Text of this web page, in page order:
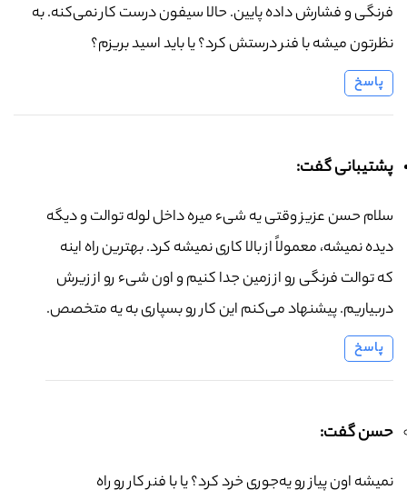
فرنگی و فشارش داده پایین. حالا سیفون درست کار نمی‌کنه. به
نظرتون میشه با فنر درستش کرد؟ یا باید اسید بریزم؟
پاسخ
پشتیبانی گفت:
سلام حسن عزیز وقتی یه شیء میره داخل لوله توالت و دیگه
دیده نمیشه، معمولاً از بالا کاری نمیشه کرد. بهترین راه اینه
که توالت فرنگی رو از زمین جدا کنیم و اون شیء رو از زیرش
دربیاریم. پیشنهاد می‌کنم این کار رو بسپاری به یه متخصص.
پاسخ
حسن گفت:
نمیشه اون پیاز رو یه‌جوری خرد کرد؟ یا با فنر کار رو راه